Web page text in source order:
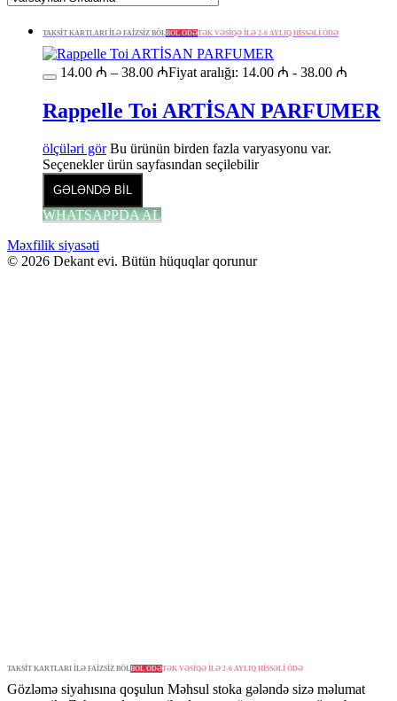
TAKSİT KARTLARI İLƏ FAİZSİZ BÖLBÖL ÖDƏTƏK VƏSİQƏ İLƏ 2-6 AYLIQ HİSSƏLİ ÖDƏ
14.00 ₼ – 38.00 ₼Fiyat aralığı: 14.00 ₼ - 38.00 ₼
Rappelle Toi ARTİSAN PARFUMER
ölçüləri gör Bu ürünün birden fazla varyasyonu var.
Seçenekler ürün sayfasından seçilebilir
GƏLƏNDƏ BİL
WHATSAPPDA AL
Məxfilik siyasəti
© 2026 Dekant evi. Bütün hüquqlar qorunur
TAKSİT KARTLARI İLƏ FAİZSİZ BÖLBÖL ÖDƏTƏK VƏSİQƏ İLƏ 2-6 AYLIQ HİSSƏLİ ÖDƏ
Gözləmə siyahısına qoşulun Məhsul stoka gələndə sizə məlumat